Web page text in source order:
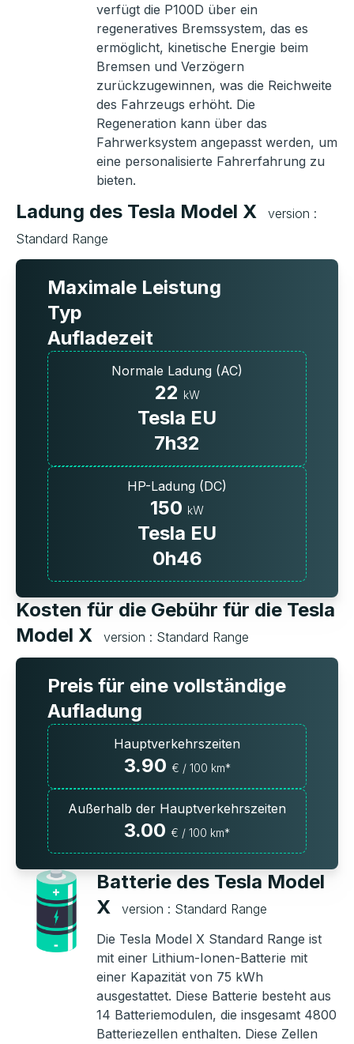
verfügt die P100D über ein
regeneratives Bremssystem, das es
ermöglicht, kinetische Energie beim
Bremsen und Verzögern
zurückzugewinnen, was die Reichweite
des Fahrzeugs erhöht. Die
Regeneration kann über das
Fahrwerksystem angepasst werden, um
eine personalisierte Fahrerfahrung zu
bieten.
Ladung des Tesla Model X
version :
Standard Range
Maximale Leistung
Typ
Aufladezeit
Normale Ladung (AC)
22 kW
Tesla EU
7h32
HP-Ladung (DC)
150 kW
Tesla EU
0h46
Kosten für die Gebühr für die Tesla
Model X
version : Standard Range
Preis für eine vollständige
Aufladung
Hauptverkehrszeiten
3.90 € / 100 km*
Außerhalb der Hauptverkehrszeiten
3.00 € / 100 km*
Batterie des Tesla Model
X
version : Standard Range
Die Tesla Model X Standard Range ist
mit einer Lithium-Ionen-Batterie mit
einer Kapazität von 75 kWh
ausgestattet. Diese Batterie besteht aus
14 Batteriemodulen, die insgesamt 4800
Batteriezellen enthalten. Diese Zellen